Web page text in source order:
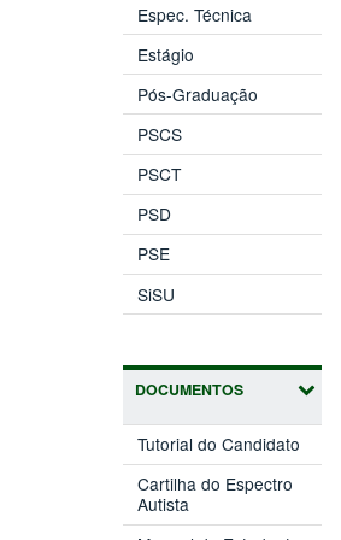
Espec. Técnica
Estágio
Pós-Graduação
PSCS
PSCT
PSD
PSE
SiSU
DOCUMENTOS
Tutorial do Candidato
Cartilha do Espectro
Autista